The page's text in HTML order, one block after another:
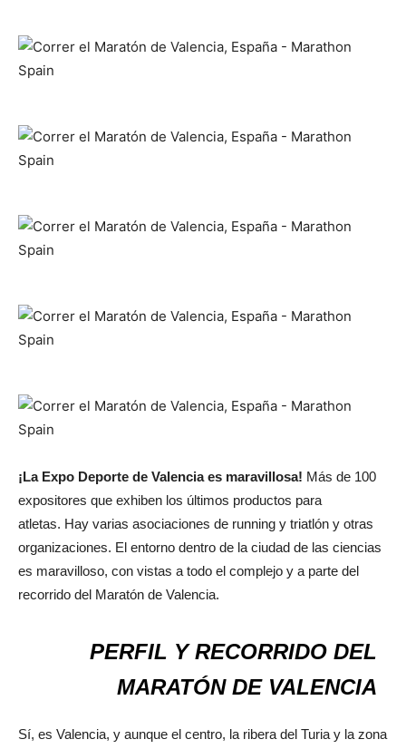
¡La Expo Deporte de Valencia es maravillosa! Más de 100
expositores que exhiben los últimos productos para
atletas. Hay varias asociaciones de running y triatlón y otras
organizaciones. El entorno dentro de la ciudad de las ciencias
es maravilloso, con vistas a todo el complejo y a parte del
recorrido del Maratón de Valencia.
PERFIL Y RECORRIDO DEL
MARATÓN DE VALENCIA
Sí, es Valencia, y aunque el centro, la ribera del Turia y la zona